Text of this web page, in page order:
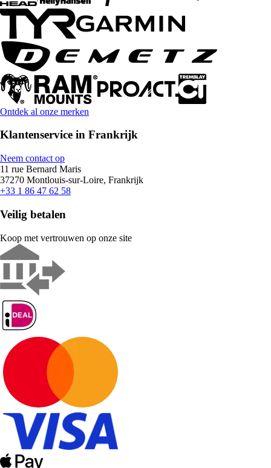
Ontdek al onze merken
Klantenservice in Frankrijk
Neem contact op
11 rue Bernard Maris
37270 Montlouis-sur-Loire, Frankrijk
+33 1 86 47 62 58
Veilig betalen
Koop met vertrouwen op onze site